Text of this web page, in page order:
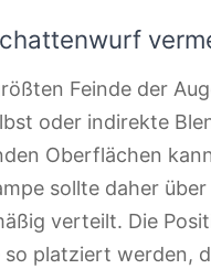
Feinde der
oder indirekte
Oberflächen
sollte daher
verteilt. Die
platziert werden,